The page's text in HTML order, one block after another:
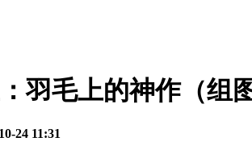
羽毛上的神作（组
24 11:31